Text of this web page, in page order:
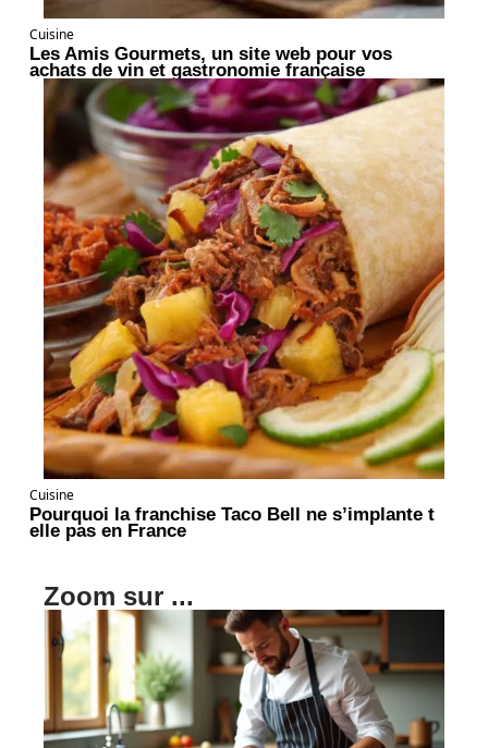
Cuisine
Les Amis Gourmets, un site web pour vos
achats de vin et gastronomie française
Cuisine
Pourquoi la franchise Taco Bell ne s’implante t
elle pas en France
Zoom sur ...